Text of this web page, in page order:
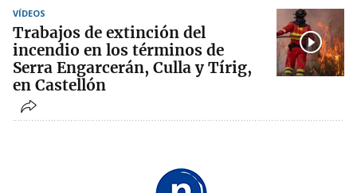
VÍDEOS
Trabajos de extinción del
incendio en los términos de
Serra Engarcerán, Culla y Tírig,
en Castellón